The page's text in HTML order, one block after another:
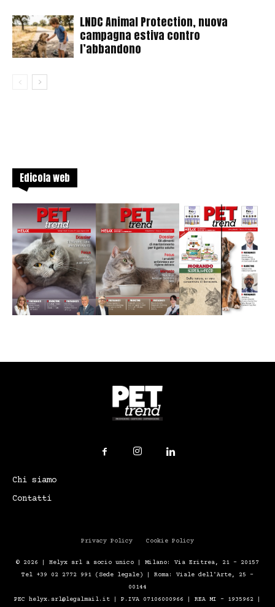
LNDC Animal Protection, nuova
campagna estiva contro
l’abbandono
Edicola web
Chi siamo
Contatti
Privacy Policy Cookie Policy
© 2026 | Helyx srl a socio unico | Milano: Via Eritrea, 21 – 20157
Tel +39 02 2772 991 (Sede legale) | Roma: Viale dell'Arte, 25 -
00144
PEC helyx.srl@legalmail.it | P.IVA 07106000966 | REA MI - 1935962 |